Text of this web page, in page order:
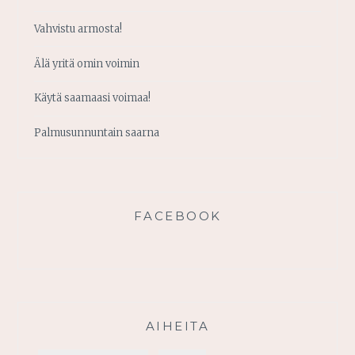
Vahvistu armosta!
Älä yritä omin voimin
Käytä saamaasi voimaa!
Palmusunnuntain saarna
FACEBOOK
AIHEITA